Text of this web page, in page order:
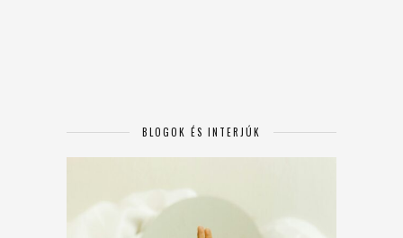
BLOGOK ÉS INTERJÚK